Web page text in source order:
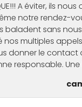
A éviter, ils
notre rendez-
baladent sans
nos multiples
donner le contact
responsable.